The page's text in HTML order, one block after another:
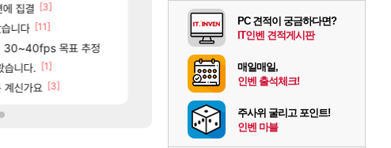
네마틱 [7]
뉴비분들! [12]
보상 공지 나온거 10추 하니 올리자
챌린저#77777 저격했습니다! [106]
크로체 따왔습니다
고양이를 도구로 쓰는 인방 하꼬 스트리머 박제합니다.
진짜 귀한 삼색화채 찐1등 떳냐 ㅅㅅㅅ
집결
[3]
니다 [11]
30~40fps 목표 추정
습니다. [1]
계신가요 [3]
동해바다 추암해수욕장
국내에도 이쁜곳이 많은것 같습니다
리싱크드 리싱크드 1.06 패치노트 (8/5)
중국 CXMT, D램 매출 점유율 7%…글로벌 4위로 부상
AI발 원가 압박, 메인보드값 오르나
PC 견적이 궁금하다면?
IT인벤 견적게시판
매일매일,
인벤 출석체크!
주사위 굴리고 포인트!
인벤 마블